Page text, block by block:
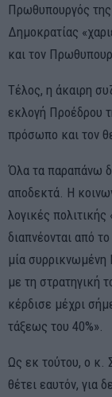
Πρωθυπουργός
Δημοκρατίας
και τον
Τέλος, η άκαιρη
εκλογή Προέδρου
πρόσωπο και τον
Όλα τα παραπάνω
αποδεκτά. Η
λογικές
διαπνέονται από
μία συρρικνωμένη
με τη στρατηγική
κέρδισε μέχρι
τάξεως του 40%».
Ως εκ τούτου, ο κ.
θέτει εαυτόν, για